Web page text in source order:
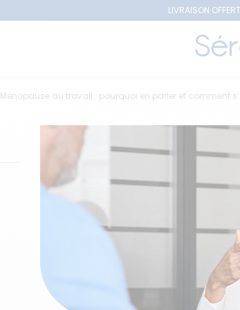
LIVRAISON
Ménopause au travail : pourquoi en parler et comment